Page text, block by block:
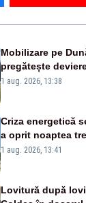
Mobilizare pe
pregătește
către Cernavodă –
1 aug. 2026, 13:38
Criza energetică
a oprit noaptea
de la Rovinari
1 aug. 2026, 13:41
Lovitură după